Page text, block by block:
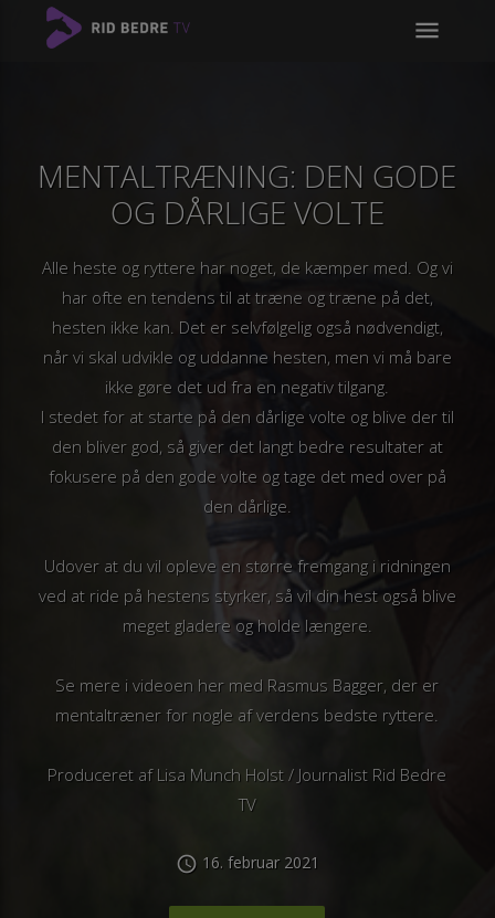
menu
MENTALTRÆNING: DEN GODE
OG DÅRLIGE VOLTE
Alle heste og ryttere har noget, de kæmper med. Og vi
har ofte en tendens til at træne og træne på det,
hesten ikke kan. Det er selvfølgelig også nødvendigt,
når vi skal udvikle og uddanne hesten, men vi må bare
ikke gøre det ud fra en negativ tilgang.
I stedet for at starte på den dårlige volte og blive der til
den bliver god, så giver det langt bedre resultater at
fokusere på den gode volte og tage det med over på
den dårlige.
Udover at du vil opleve en større fremgang i ridningen
ved at ride på hestens styrker, så vil din hest også blive
meget gladere og holde længere.
Se mere i videoen her med Rasmus Bagger, der er
mentaltræner for nogle af verdens bedste ryttere.
Produceret af Lisa Munch Holst / Journalist Rid Bedre
TV
schedule 16. februar 2021